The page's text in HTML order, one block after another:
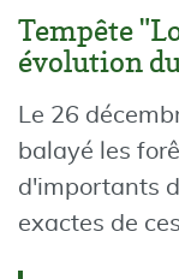
Tempête
évolution
Le 26
balayé les
d'importants
exactes de